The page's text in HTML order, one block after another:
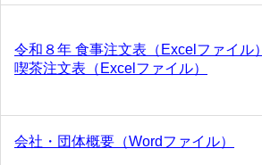
令和８年 食事注文表（Excelファイル）
喫茶注文表（Excelファイル）
会社・団体概要（Wordファイル）